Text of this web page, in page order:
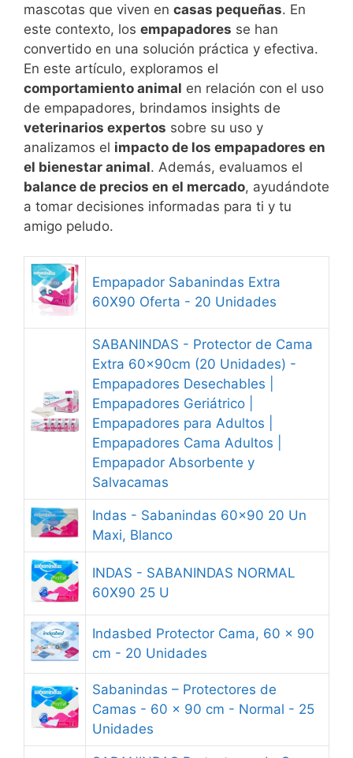
mascotas que viven en casas pequeñas. En
este contexto, los empapadores se han
convertido en una solución práctica y efectiva.
En este artículo, exploramos el
comportamiento animal en relación con el uso
de empapadores, brindamos insights de
veterinarios expertos sobre su uso y
analizamos el impacto de los empapadores en
el bienestar animal. Además, evaluamos el
balance de precios en el mercado, ayudándote
a tomar decisiones informadas para ti y tu
amigo peludo.
Empapador Sabanindas Extra
60X90 Oferta - 20 Unidades
SABANINDAS - Protector de Cama
Extra 60x90cm (20 Unidades) -
Empapadores Desechables |
Empapadores Geriátrico |
Empapadores para Adultos |
Empapadores Cama Adultos |
Empapador Absorbente y
Salvacamas
Indas - Sabanindas 60x90 20 Un
Maxi, Blanco
INDAS - SABANINDAS NORMAL
60X90 25 U
Indasbed Protector Cama, 60 x 90
cm - 20 Unidades
Sabanindas – Protectores de
Camas - 60 x 90 cm - Normal - 25
Unidades